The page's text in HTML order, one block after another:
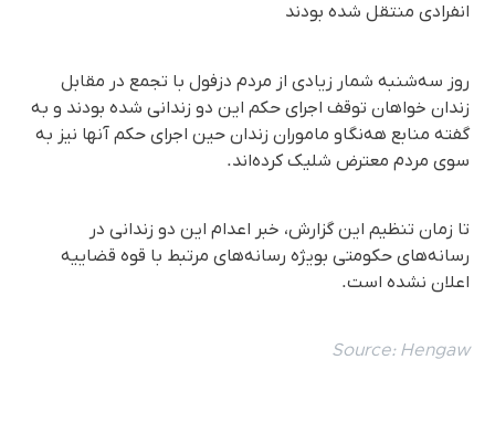
انفرادی منتقل شده بودند
روز سه‌شنبه شمار زیادی از مردم دزفول با تجمع در مقابل
زندان خواهان توقف اجرای حکم این دو زندانی شده بودند و به
گفته منابع هه‌نگاو ماموران زندان حین اجرای حکم آنها نیز به
سوی مردم معترض شلیک کرده‌اند.
تا زمان تنظیم این گزارش، خبر اعدام این دو زندانی در
رسانه‌های حکومتی بویژه رسانه‌های مرتبط با قوه‌ قضاییه
اعلان نشده است.
Source: Hengaw